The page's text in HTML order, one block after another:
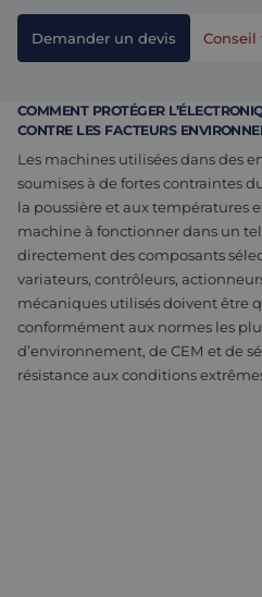
Solutions de contrôle de
Sciences de la vie
Défence
Actualités
Nous Contacter
À propos de nous
Travailler chez Eltrex
Demander un devis
COMMENT PROTÉGER
CONTRE LES FACTEURS
Les machines utilisées dans des
soumises à de fortes contraintes
la poussière et aux températures
machine à fonctionner dans un
directement des composants
variateurs, contrôleurs,
mécaniques utilisés doivent être
conformément aux normes les
d’environnement, de CEM et de
résistance aux conditions